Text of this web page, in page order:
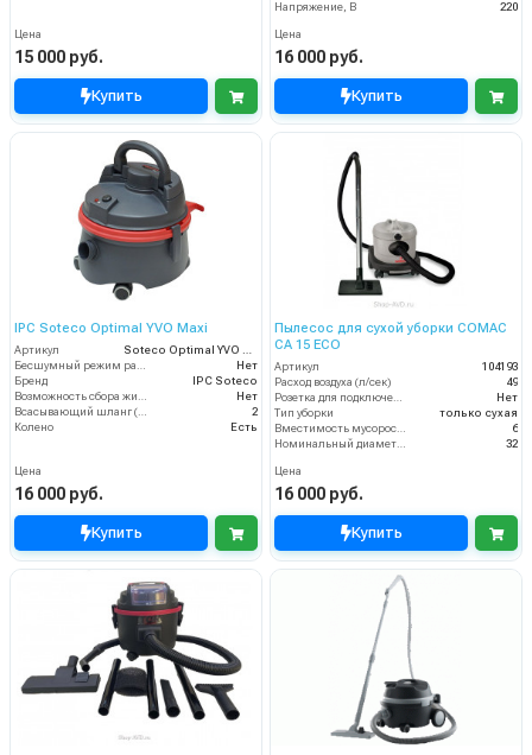
Цена
15 000 руб.
Купить
Напряжение, В
220
Цена
16 000 руб.
Купить
IPC Soteco Optimal YVO Maxi
Артикул
Soteco Optimal YVO Maxi
Бесшумный режим работы
Нет
Бренд
IPC Soteco
Возможность сбора жидкой грязи
Нет
Всасывающий шланг (м)
2
Колено
Есть
Цена
16 000 руб.
Купить
Пылесос для сухой уборки COMAC
CA 15 ECO
Артикул
104193
Расход воздуха (л/сек)
49
Розетка для подключения инструмента
Нет
Тип уборки
только сухая
Вместимость мусоросборника (л)
6
Номинальный диаметр принадлежностей (мм)
32
Цена
16 000 руб.
Купить